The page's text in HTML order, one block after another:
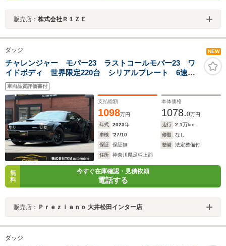
販売店： 株式会社Ｒ１ＺＥ
ダッジ NEW
チャレンジャー モパー23 ラストコールモパー23 ワ
イドボディ 世界限定220台 シリアルプレート 6速マ
ニュアル モパーブルー専用ブレンボブレーキキャリパ
ー モパー専用ブルーデカール モパー専用タワーバ
ー ビルシュタインショック
車両品質評価書付
支払総額
1098万円
本体価格
1078.0万円
年式
2023年 走行 2.1万km
車検
'27/10 修復
なし
保証
保証無 整備
法定整備付
住所
神奈川県足柄上郡
無
料
今すぐ在庫確認・見積依頼
電話する
販売店： Ｐｒｅｚｉａｎｏ 大井松田インター店
ダッジ